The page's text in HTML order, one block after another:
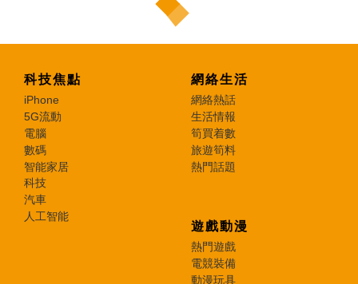
科技焦點
iPhone
5G流動
電腦
數碼
智能家居
科技
汽車
人工智能
網絡生活
網絡熱話
生活情報
筍買着數
旅遊筍料
熱門話題
遊戲動漫
熱門遊戲
電競裝備
動漫玩具